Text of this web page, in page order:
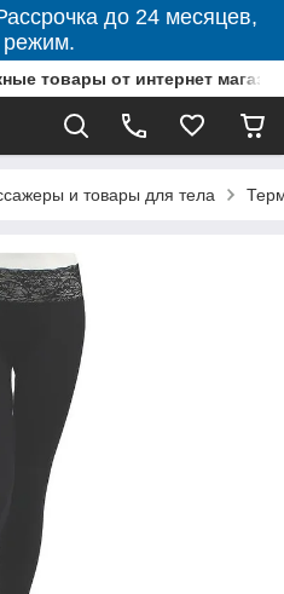
до 24 месяцев,
товары от интернет
и товары для тела